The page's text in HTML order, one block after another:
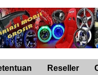
Reseller